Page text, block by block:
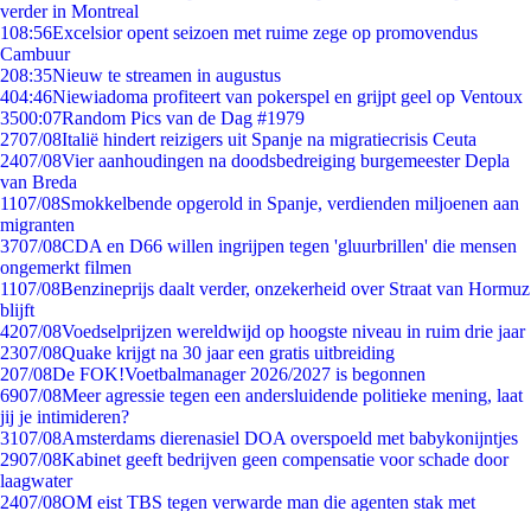
verder in Montreal
108:56Excelsior opent seizoen met ruime zege op promovendus
Cambuur
208:35Nieuw te streamen in augustus
404:46Niewiadoma profiteert van pokerspel en grijpt geel op Ventoux
3500:07Random Pics van de Dag #1979
2707/08Italië hindert reizigers uit Spanje na migratiecrisis Ceuta
2407/08Vier aanhoudingen na doodsbedreiging burgemeester Depla
van Breda
1107/08Smokkelbende opgerold in Spanje, verdienden miljoenen aan
migranten
3707/08CDA en D66 willen ingrijpen tegen 'gluurbrillen' die mensen
ongemerkt filmen
1107/08Benzineprijs daalt verder, onzekerheid over Straat van Hormuz
blijft
4207/08Voedselprijzen wereldwijd op hoogste niveau in ruim drie jaar
2307/08Quake krijgt na 30 jaar een gratis uitbreiding
207/08De FOK!Voetbalmanager 2026/2027 is begonnen
6907/08Meer agressie tegen een andersluidende politieke mening, laat
jij je intimideren?
3107/08Amsterdams dierenasiel DOA overspoeld met babykonijntjes
2907/08Kabinet geeft bedrijven geen compensatie voor schade door
laagwater
2407/08OM eist TBS tegen verwarde man die agenten stak met